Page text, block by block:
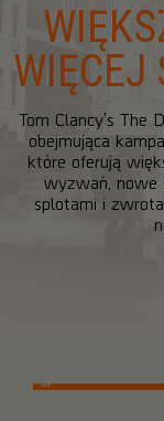
WIĘCEJ
Tom Clancy's The
obejmująca
które oferują
wyzwań, nowe
splotami i